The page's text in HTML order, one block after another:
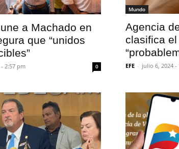
a Machado en
que “unidos
2:57 pm 0
Mundo
Agencia
clasifica
EFE - julio 6, 2024 -